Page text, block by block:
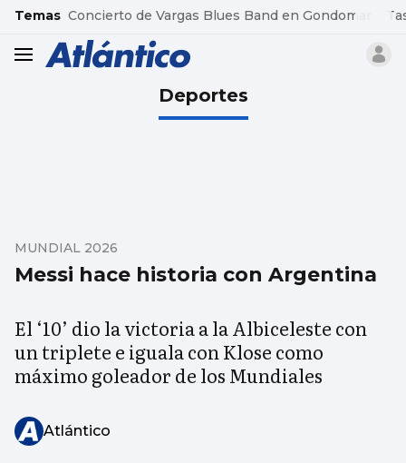
common.go-to-content
Temas Concierto de Vargas Blues Band en Gondomar
header.menu.open
Deportes
Messi hace historia con Argentina
MUNDIAL 2026
El ‘10’ dio la victoria a la Albiceleste con
un triplete e iguala con Klose como
máximo goleador de los Mundiales
Atlántico